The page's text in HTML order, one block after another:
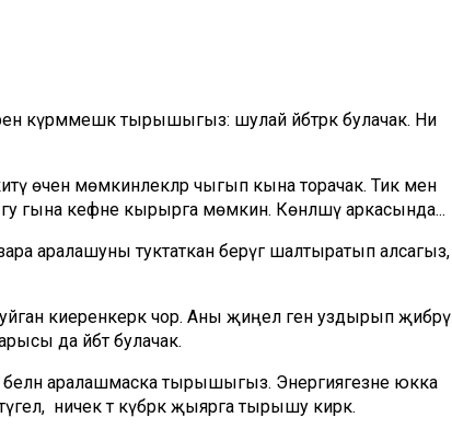
күрмәмешкә тырышыгыз: шулай әйбәтрәк булачак. Ни
өчен мөмкинлекләр чыгып кына торачак. Тик менә
гына кәефне кырырга мөмкин. Көнләшү аркасында...
аралашуны туктаткан берәүгә шалтыратып алсагыз,
киеренкерәк чор. Аны җиңел генә уздырып җибәрү
да әйбәт булачак.
белән аралашмаска тырышыгыз. Энергиягезне юкка
ә ничек тә күбрәк җыярга тырышу кирәк.